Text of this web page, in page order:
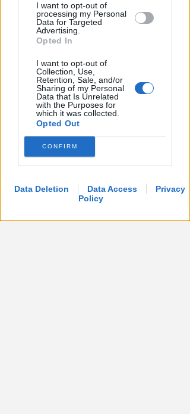
I want to opt-out of
processing my Personal
Data for Targeted
Advertising.
Opted In
I want to opt-out of
Collection, Use,
Retention, Sale, and/or
Sharing of my Personal
Data that Is Unrelated
with the Purposes for
which it was collected.
Opted Out
CONFIRM
Data Deletion Data Access
Privacy
Policy